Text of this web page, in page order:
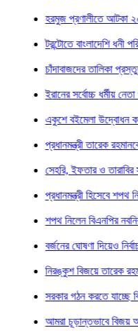
হরমুজ প্রণালীতে আটকা ২০ হাজার
টরন্টোতে বাংলাদেশি ধনী পরিবারের
চাঁদাবাজদের তালিকা প্রস্তুত করে
ইরানের সর্বোচ্চ ধর্মীয় নেতা খামেনির
একুশে বইমেলা উদ্বোধন করলেন
প্রধানমন্ত্রী তারেক রহমানকে ডোনাল্ড
সেহরি, ইফতার ও তারাবির সময়
প্রধানমন্ত্রী হিসেবে শপথ নিলেন তারেক
শপথ নিলেন বিএনপির নবনির্বাচিত সংসদ
বর্জনের ঘোষণা দিয়েও নির্বাচনের মাঠে
নিরঙ্কুশ বিজয়ে তারেক রহমানকে প্রধান
সরকার গঠন করতে যাচ্ছে বিএনপি,
আমরা চূড়ান্তভাবে বিজয় অর্জন করেছি: